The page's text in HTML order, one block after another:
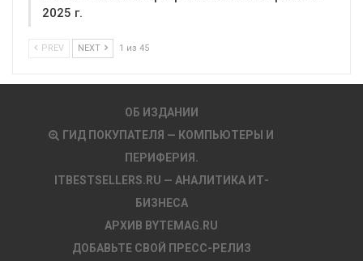
2025 г.
PREV NEXT 1 из 45
ОБ ИЗДАНИИ
ГИД ПОКУПАТЕЛЯ — КОМПЬЮТЕРЫ И
ПЕРИФЕРИЯ.
ITBESTSELLERS.RU — АНАЛИТИКА ИТ-
БИЗНЕСА
АРХИВ BYTEMAG.RU
ДОБАВЬТЕ СВОЙ ПРЕСС-РЕЛИЗ